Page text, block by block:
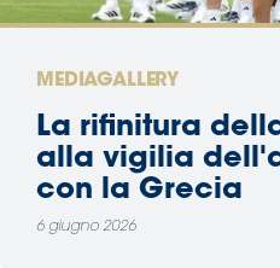
MEDIAGALLERY
La rifinitura
alla vigilia
con la Grecia
6 giugno 2026